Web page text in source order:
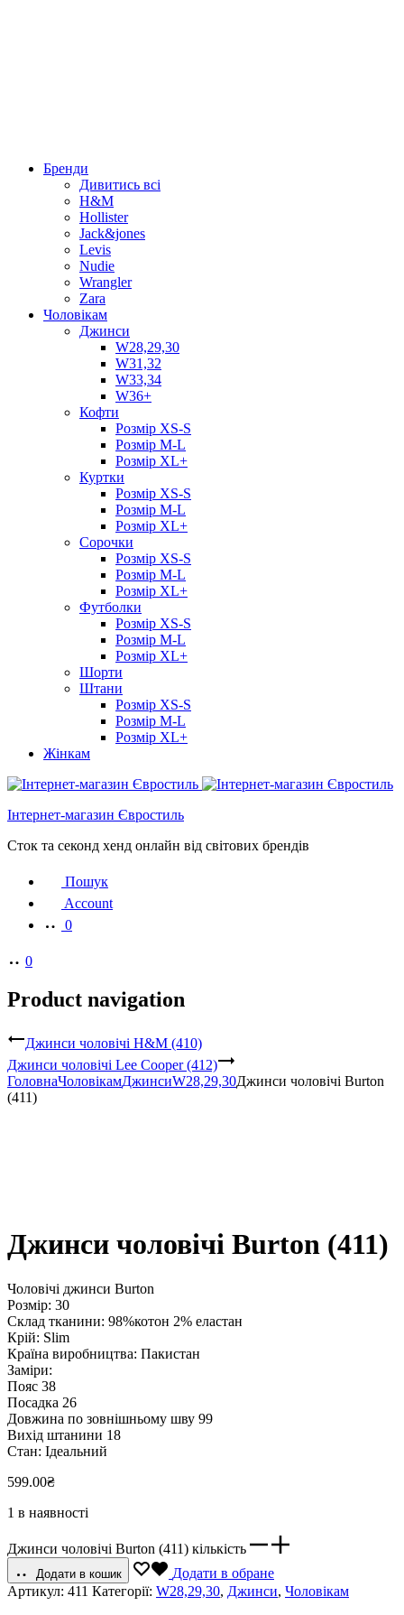
Бренди
Дивитись всі
H&M
Hollister
Jack&jones
Levis
Nudie
Wrangler
Zara
Чоловікам
Джинси
W28,29,30
W31,32
W33,34
W36+
Кофти
Розмір XS-S
Розмір M-L
Розмір XL+
Куртки
Розмір XS-S
Розмір M-L
Розмір XL+
Сорочки
Розмір XS-S
Розмір M-L
Розмір XL+
Футболки
Розмір XS-S
Розмір M-L
Розмір XL+
Шорти
Штани
Розмір XS-S
Розмір M-L
Розмір XL+
Жінкам
Інтернет-магазин Євростиль
Сток та секонд хенд онлайн від світових брендів
Пошук
Account
0
0
Product navigation
Джинси чоловічі H&M (410)
Джинси чоловічі Lee Cooper (412)
ГоловнаЧоловікамДжинсиW28,29,30Джинси чоловічі Burton
(411)
Джинси чоловічі Burton (411)
Чоловічі джинси Burton
Розмір: 30
Склад тканини: 98%котон 2% еластан
Крій: Slim
Країна виробництва: Пакистан
Заміри:
Пояс 38
Посадка 26
Довжина по зовнішньому шву 99
Вихід штанини 18
Стан: Ідеальний
599.00₴
1 в наявності
Джинси чоловічі Burton (411) кількість
Додати в кошик
Додати в обране
Артикул: 411 Категорії: W28,29,30, Джинси, Чоловікам